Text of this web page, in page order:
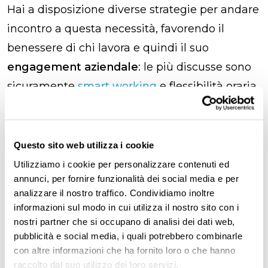
Questo sito web utilizza i cookie
Utilizziamo i cookie per personalizzare contenuti ed
annunci, per fornire funzionalità dei social media e per
analizzare il nostro traffico. Condividiamo inoltre
informazioni sul modo in cui utilizza il nostro sito con i
nostri partner che si occupano di analisi dei dati web,
pubblicità e social media, i quali potrebbero combinarle
con altre informazioni che ha fornito loro o che hanno
raccolto dal suo utilizzo dei loro servizi.
Hai a disposizione diverse strategie per andare
incontro a questa necessità, favorendo il
benessere di chi lavora e quindi il suo
engagement aziendale: le più discusse sono
sicuramente smart working e flessibilità oraria,
responsabilità familiari o gli orari di un corso di
formazione esterno.
Un’altra proposta che prende piede è la
settimana corta : diverse aziende anche in
Italia, da Intesa Sanpaolo a Luxottica e
Lamborghini, stanno sperimentando una
distribuzione del lavoro su quattro giorni